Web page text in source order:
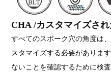
CHA /カスタマイズさ
すべてのスポーク穴の角度は
スタマイズする必要がありま
ないことを確認するために検